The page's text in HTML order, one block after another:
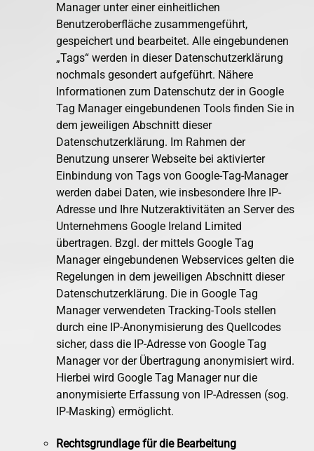
Manager unter einer einheitlichen
Benutzeroberfläche zusammengeführt,
gespeichert und bearbeitet. Alle eingebundenen
„Tags“ werden in dieser Datenschutzerklärung
nochmals gesondert aufgeführt. Nähere
Informationen zum Datenschutz der in Google
Tag Manager eingebundenen Tools finden Sie in
dem jeweiligen Abschnitt dieser
Datenschutzerklärung. Im Rahmen der
Benutzung unserer Webseite bei aktivierter
Einbindung von Tags von Google-Tag-Manager
werden dabei Daten, wie insbesondere Ihre IP-
Adresse und Ihre Nutzeraktivitäten an Server des
Unternehmens Google Ireland Limited
übertragen. Bzgl. der mittels Google Tag
Manager eingebundenen Webservices gelten die
Regelungen in dem jeweiligen Abschnitt dieser
Datenschutzerklärung. Die in Google Tag
Manager verwendeten Tracking-Tools stellen
durch eine IP-Anonymisierung des Quellcodes
sicher, dass die IP-Adresse von Google Tag
Manager vor der Übertragung anonymisiert wird.
Hierbei wird Google Tag Manager nur die
anonymisierte Erfassung von IP-Adressen (sog.
IP-Masking) ermöglicht.
Rechtsgrundlage für die Bearbeitung